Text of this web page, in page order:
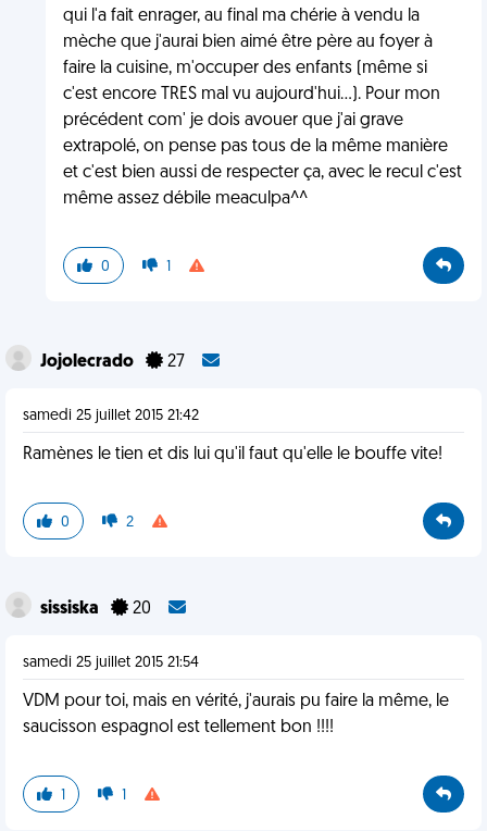
qui l'a fait enrager, au final ma chérie à vendu la
mèche que j'aurai bien aimé être père au foyer à
faire la cuisine, m'occuper des enfants (même si
c'est encore TRES mal vu aujourd'hui...). Pour mon
précédent com' je dois avouer que j'ai grave
extrapolé, on pense pas tous de la même manière
et c'est bien aussi de respecter ça, avec le recul c'est
même assez débile meaculpa^^
0 1
Jojolecrado 27
samedi 25 juillet 2015 21:42
Ramènes le tien et dis lui qu'il faut qu'elle le bouffe vite!
0 2
sissiska 20
samedi 25 juillet 2015 21:54
VDM pour toi, mais en vérité, j'aurais pu faire la même, le
saucisson espagnol est tellement bon !!!!
1 1